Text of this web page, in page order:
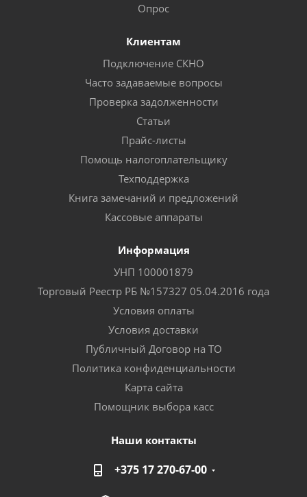
Опрос
Клиентам
Подключение СКНО
Часто задаваемые вопросы
Проверка задолженности
Статьи
Прайс-листы
Помощь налогоплательщику
Техподдержка
Книга замечаний и предложений
Кассовые аппараты
Информация
УНП 100001879
Торговый Реестр РБ №157327 05.04.2016 года
Условия оплаты
Условия доставки
Публичный Договор на ТО
Политика конфиденциальности
Карта сайта
Помощник выбора касс
Наши контакты
+375 17 270-67-00